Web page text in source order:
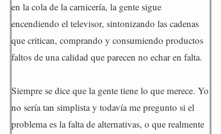
en la cola de la carnicería, la gente sigue
encendiendo el televisor, sintonizando las cadenas
que critican, comprando y consumiendo productos
faltos de una calidad que parecen no echar en falta.
Siempre se dice que la gente tiene lo que merece. Yo
no sería tan simplista y todavía me pregunto si el
problema es la falta de alternativas, o que realmente